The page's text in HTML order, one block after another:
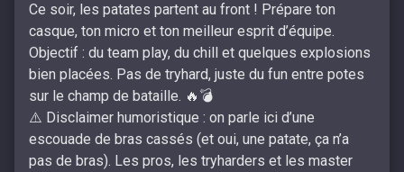
Ce soir, les patates partent au front ! Prépare ton
casque, ton micro et ton meilleur esprit d’équipe.
Objectif : du team play, du chill et quelques explosions
bien placées. Pas de tryhard, juste du fun entre potes
sur le champ de bataille. 🔥💣​ ​
​ ⚠️ Disclaimer humoristique : on parle ici d’une
escouade de bras cassés (et oui, une patate, ça n’a
pas de bras). Les pros, les tryharders et les master